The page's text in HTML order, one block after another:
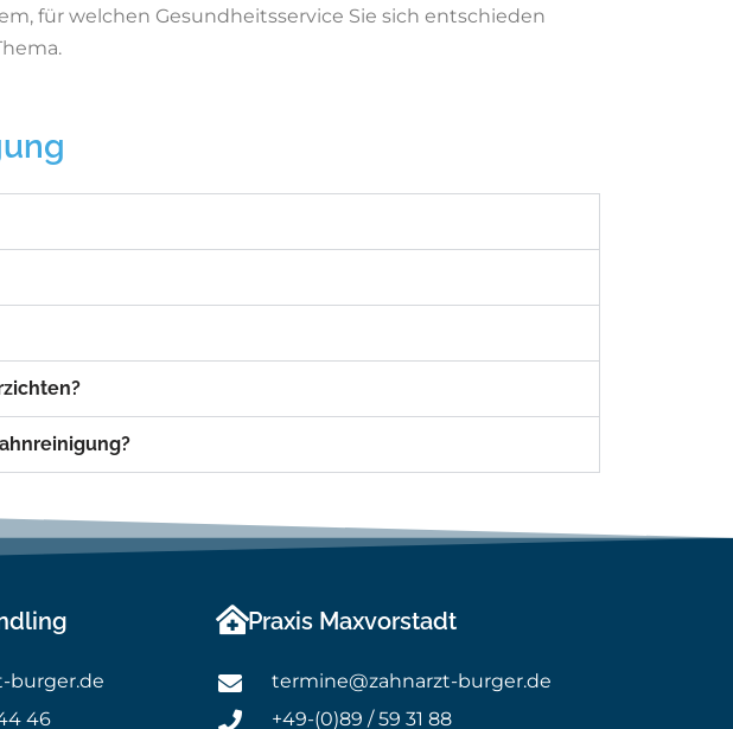
für welchen Gesundheitsservice Sie sich entschieden
burger.de
46
Praxis Maxvorstadt
termine@zahnarzt-burger.de
+49-(0)89 / 59 31 88